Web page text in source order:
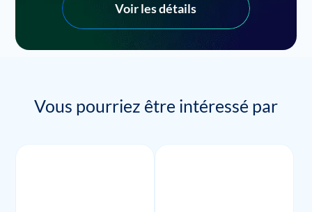
Voir les détails
Vous pourriez être intéressé par